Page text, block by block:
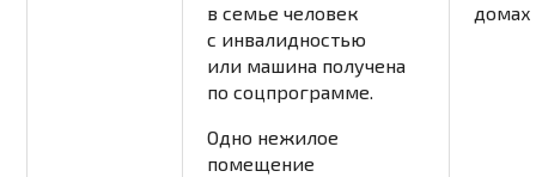
в семье человек
с инвалидностью
или машина получена
по соцпрограмме.
Одно нежилое
помещение
домах